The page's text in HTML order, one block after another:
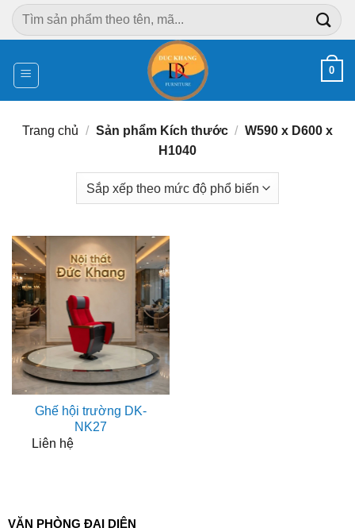
Chuyển
đến
dung
Tìm
kiếm:
0
Trang chủ / Sản phẩm Kích thước / W590 x D600 x
H1040
Ghế hội trường DK-
NK27
Liên hệ
VĂN PHÒNG ĐẠI DIỆN